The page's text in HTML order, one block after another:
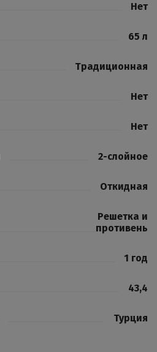
Нет
65 л
Традиционная
Нет
Нет
2-слойное
Откидная
Решетка и
противень
1 год
43,4
Турция